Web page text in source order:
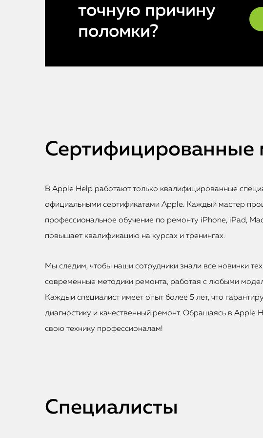
точную причину
поломки?
Сертифицированные
В Apple Help работают только квалифицированные
официальными сертификатами Apple. Каждый мастер
профессиональное обучение по ремонту iPhone, iPad,
повышает квалификацию на курсах и тренингах.
Мы следим, чтобы наши сотрудники знали все новинки
современные методики ремонта, работая с любыми
Каждый специалист имеет опыт более 5 лет, что
диагностику и качественный ремонт. Обращаясь в Apple
свою технику профессионалам!
Специалисты